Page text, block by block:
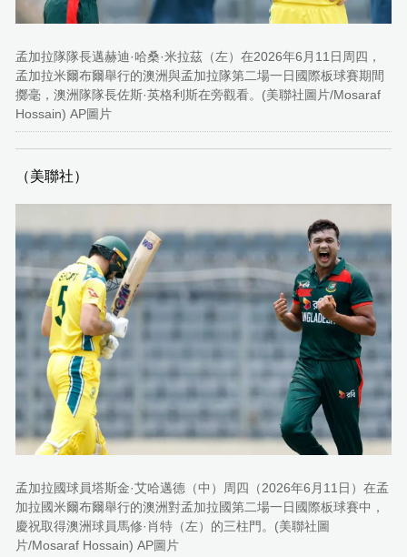
孟加拉隊隊長邁赫迪·哈桑·米拉茲（左）在2026年6月11日周四，
孟加拉米爾布爾舉行的澳洲與孟加拉隊第二場一日國際板球賽期間
擲毫，澳洲隊隊長佐斯·英格利斯在旁觀看。(美聯社圖片/Mosaraf
Hossain) AP圖片
（美聯社）
孟加拉國球員塔斯金·艾哈邁德（中）周四（2026年6月11日）在孟
加拉國米爾布爾舉行的澳洲對孟加拉國第二場一日國際板球賽中，
慶祝取得澳洲球員馬修·肖特（左）的三柱門。(美聯社圖
片/Mosaraf Hossain) AP圖片